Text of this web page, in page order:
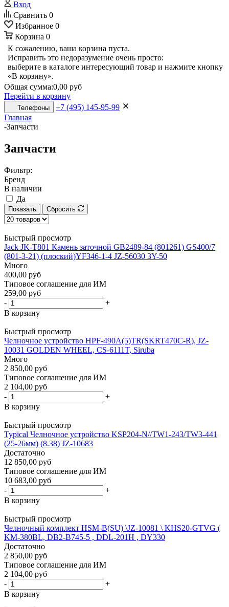
Вход
Сравнить 0
Избранное 0
Корзина 0
К сожалению, ваша корзина пуста.
Исправить это недоразумение очень просто:
выберите в каталоге интересующий товар и нажмите кнопку
«В корзину».
Общая сумма:0,00 руб
Перейти в корзину
Телефоны
+7 (495) 145-95-99
Главная
-Запчасти
Запчасти
Фильтр:
Бренд
В наличии
Да
Показать Сбросить
Быстрый просмотр
Jack JK-T801 Камень заточной GB2489-84 (801261) GS400/7
(801-3-21) (плоский)YF346-1-4 JZ-56030 3Y-50
Много
400,00 руб
Типовое соглашение для ИМ
259,00 руб
-
+
В корзину
Быстрый просмотр
Челночное устройство HPF-490A(5)TR(SKRT470C-R), JZ-
10031 GOLDEN WHEEL, CS-6111T, Siruba
Много
2 850,00 руб
Типовое соглашение для ИМ
2 104,00 руб
-
+
В корзину
Быстрый просмотр
Typical Челночное устройство KSP204-N//TW1-243/TW3-441
(25-26мм) (8.38) JZ-10683
Достаточно
12 850,00 руб
Типовое соглашение для ИМ
10 683,00 руб
-
+
В корзину
Быстрый просмотр
Челночный комплект HSM-B(SU) \JZ-10081 \ KHS20-GTVG (
KM-380BL, DB2-B745-5 , DDL-201H , DY330
Достаточно
2 850,00 руб
Типовое соглашение для ИМ
2 104,00 руб
-
+
В корзину